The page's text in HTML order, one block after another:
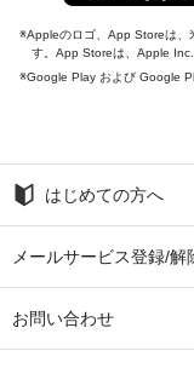
Appleのロゴ、App Storeは、
す。App Storeは、Apple Inc.
Google Play および Google
はじめての方へ
メールサービス登録/解
お問い合わせ